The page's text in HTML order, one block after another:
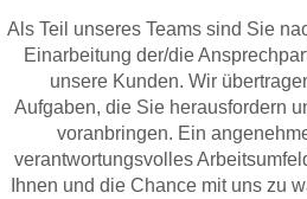
Als Teil unseres Teams sind Sie
Einarbeitung der/die
unsere Kunden. Wir
Aufgaben, die Sie herausfordern
voranbringen. Ein
verantwortungsvolles
Ihnen und die Chance mit uns zu